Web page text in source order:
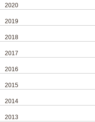
2020
2019
2018
2017
2016
2015
2014
2013